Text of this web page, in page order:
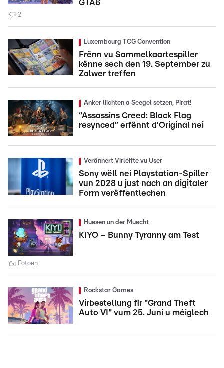
GTA6
2
Luxembourg TCG Convention
Frënn vu Sammelkaartespiller
kënne sech den 19. September zu
Zolwer treffen
Anker liichten a Seegel setzen, Pirat!
“Assassins Creed: Black Flag
resynced” erfënnt d’Original nei
Verännert Virléifte vu User
Sony wëll nei Playstation-Spiller
vun 2028 u just nach an digitaler
Form verëffentlechen
Huesen un der Muecht
KIYO – Bunny Tyranny am Test
Fotoen
Rockstar Games
Virbestellung fir "Grand Theft
Auto VI" vum 25. Juni u méiglech